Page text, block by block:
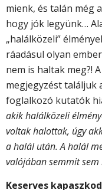
mienk, és talán még
hogy jók legyünk…
„halálközeli”
ráadásul olyan
nem is haltak meg?!
megjegyzést találjuk
foglalkozó kutatók
akik halálközeli
voltak halottak, úgy
a halál után. A halál
valójában semmit sem
Keserves